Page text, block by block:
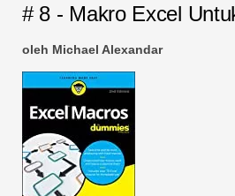
# 8 - Makro Excel
oleh Michael Alexandar